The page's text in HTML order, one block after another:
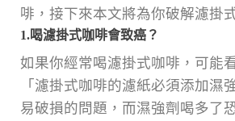
啡，接下來本文將為你破解濾掛
1.喝濾掛式咖啡會致癌？
如果你經常喝濾掛式咖啡，可能
「濾掛式咖啡的濾紙必須添加濕
易破損的問題，而濕強劑喝多了